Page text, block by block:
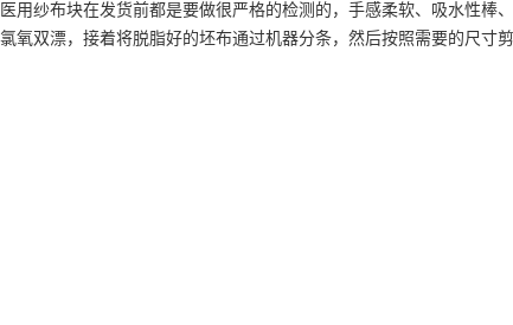
医用纱布块在发货前都是要做很严格的检测的，手感柔软、吸水性棒
氯氧双漂，接着将脱脂好的坯布通过机器分条，然后按照需要的尺寸